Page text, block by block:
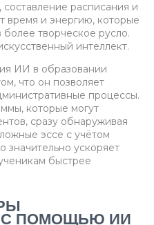
расписания и
время и энергию, которые
творческое русло.
интеллект.
ИИ в образовании
что он позволяет
процессы.
которые могут
сразу обнаруживая
эссе с учётом
значительно ускоряет
быстрее
С ПОМОЩЬЮ ИИ